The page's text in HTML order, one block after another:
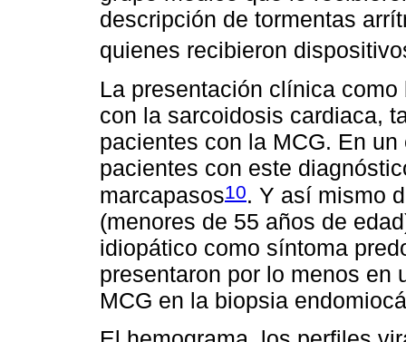
descripción de tormentas
quienes recibieron
La presentación clínica
con la sarcoidosis cardiaca,
pacientes con la MCG. En
pacientes con este
marcapasos10. Y así mismo
(menores de 55 años de
idiopático como síntoma
presentaron por lo menos en
MCG en la biopsia